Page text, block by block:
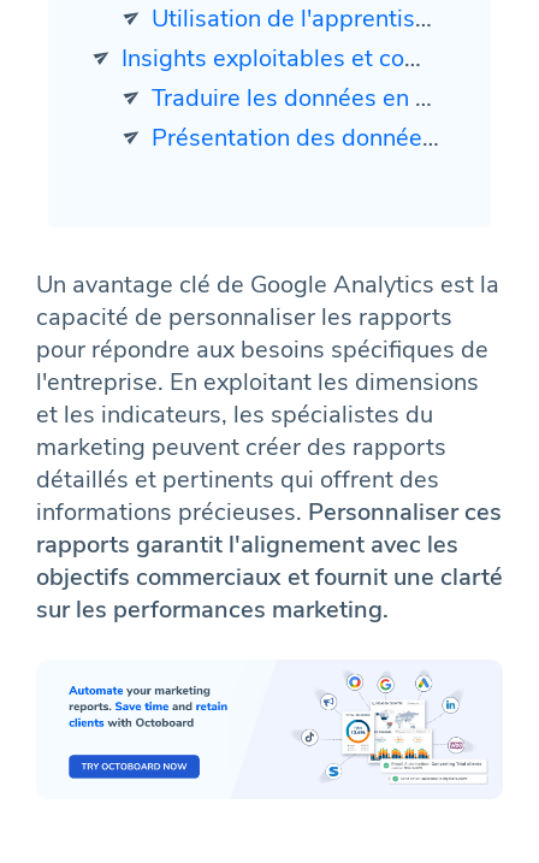
Utilisation de l'apprentissage automatique pour les insights sur les données
Insights exploitables et communication de rapports
Traduire les données en stratégies commerciales
Présentation des données aux parties prenantes
Un avantage clé de Google Analytics est la
capacité de personnaliser les rapports
pour répondre aux besoins spécifiques de
l'entreprise. En exploitant les dimensions
et les indicateurs, les spécialistes du
marketing peuvent créer des rapports
détaillés et pertinents qui offrent des
informations précieuses. Personnaliser ces
rapports garantit l'alignement avec les
objectifs commerciaux et fournit une clarté
sur les performances marketing.